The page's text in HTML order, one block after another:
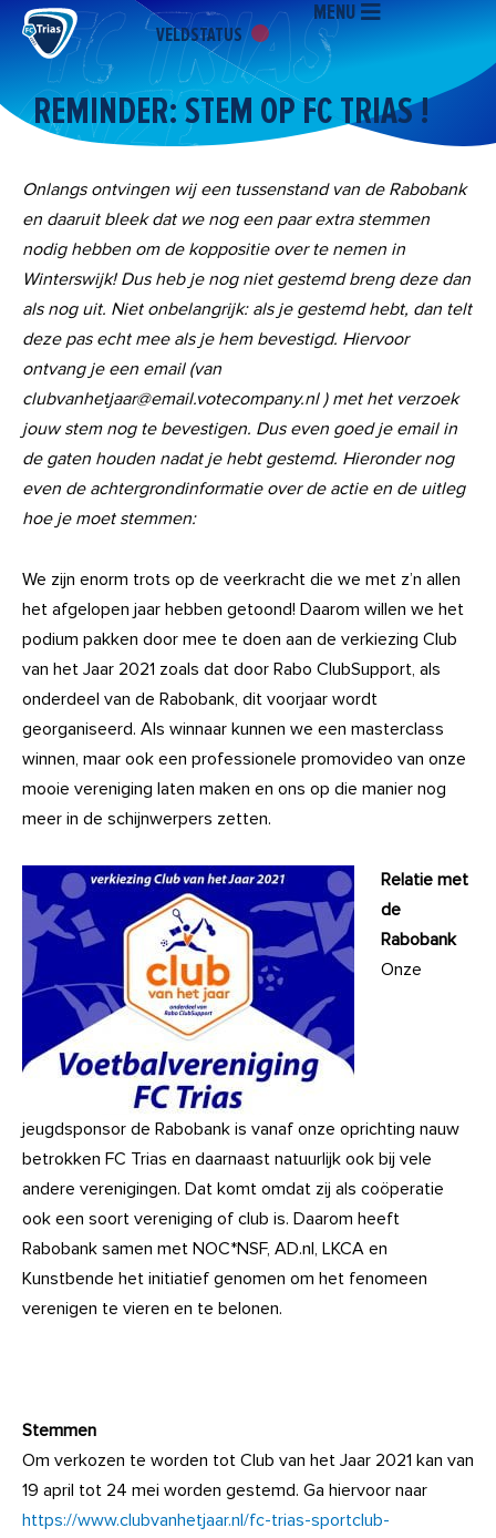
naar
inhoud
VELDSTATUS
MENU
REMINDER: STEM OP FC TRIAS !
Onlangs ontvingen wij een tussenstand van de Rabobank
en daaruit bleek dat we nog een paar extra stemmen
nodig hebben om de koppositie over te nemen in
Winterswijk! Dus heb je nog niet gestemd breng deze dan
als nog uit. Niet onbelangrijk: als je gestemd hebt, dan telt
deze pas echt mee als je hem bevestigd. Hiervoor
ontvang je een email (van
clubvanhetjaar@email.votecompany.nl ) met het verzoek
jouw stem nog te bevestigen. Dus even goed je email in
de gaten houden nadat je hebt gestemd. Hieronder nog
even de achtergrondinformatie over de actie en de uitleg
hoe je moet stemmen:
We zijn enorm trots op de veerkracht die we met z’n allen
het afgelopen jaar hebben getoond! Daarom willen we het
podium pakken door mee te doen aan de verkiezing Club
van het Jaar 2021 zoals dat door Rabo ClubSupport, als
onderdeel van de Rabobank, dit voorjaar wordt
georganiseerd. Als winnaar kunnen we een masterclass
winnen, maar ook een professionele promovideo van onze
mooie vereniging laten maken en ons op die manier nog
meer in de schijnwerpers zetten.
Relatie met
de
Rabobank
Onze
jeugdsponsor de Rabobank is vanaf onze oprichting nauw
betrokken FC Trias en daarnaast natuurlijk ook bij vele
andere verenigingen. Dat komt omdat zij als coöperatie
ook een soort vereniging of club is. Daarom heeft
Rabobank samen met NOC*NSF, AD.nl, LKCA en
Kunstbende het initiatief genomen om het fenomeen
verenigen te vieren en te belonen.
Stemmen
Om verkozen te worden tot Club van het Jaar 2021 kan van
19 april tot 24 mei worden gestemd. Ga hiervoor naar
https://www.clubvanhetjaar.nl/fc-trias-sportclub-